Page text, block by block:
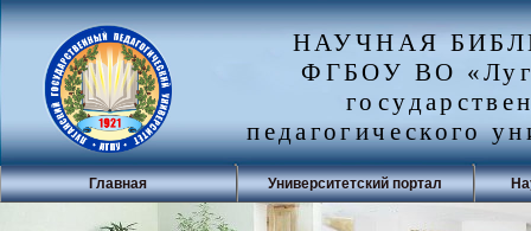
НАУЧНАЯ
ФГБОУ ВО
педагогического
Главная Университетский портал